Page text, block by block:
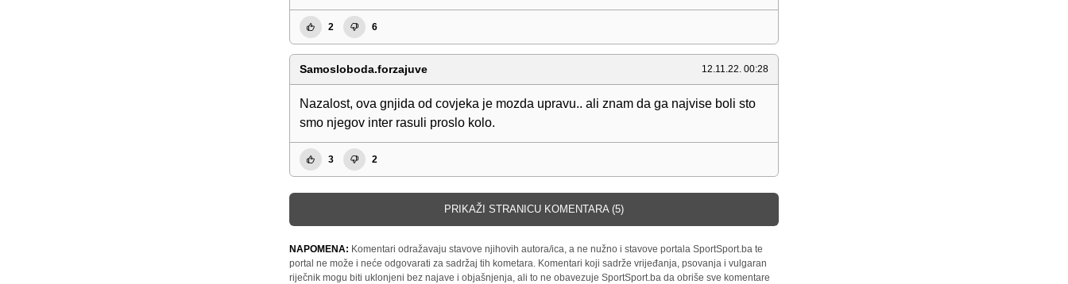
2 6
Samosloboda.forzajuve 12.11.22. 00:28
Nazalost, ova gnjida od covjeka je mozda upravu.. ali znam da ga najvise boli sto
smo njegov inter rasuli proslo kolo.
3 2
PRIKAŽI STRANICU KOMENTARA (5)
NAPOMENA: Komentari odražavaju stavove njihovih autora/ica, a ne nužno i stavove portala SportSport.ba te
portal ne može i neće odgovarati za sadržaj tih kometara. Komentari koji sadrže vrijeđanja, psovanja i vulgaran
riječnik mogu biti uklonjeni bez najave i objašnjenja, ali to ne obavezuje SportSport.ba da obriše sve komentare